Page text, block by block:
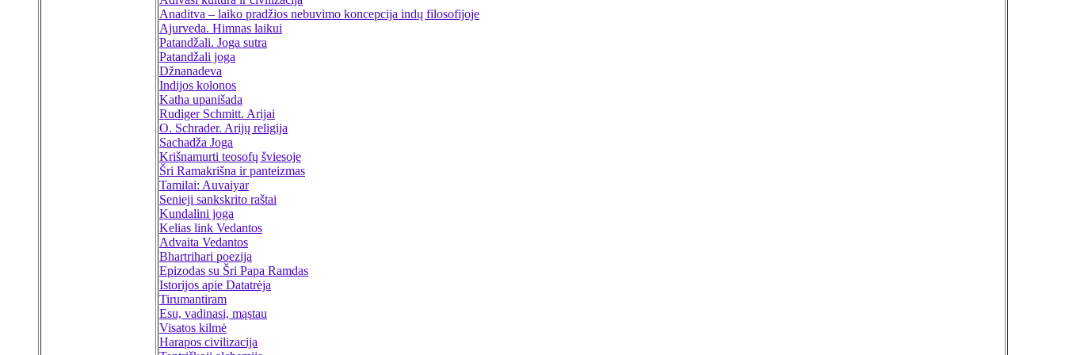
Anaditva – laiko pradžios nebuvimo koncepcija indų filosofijoje
Ajurveda. Himnas laikui
Patandžali. Joga sutra
Patandžali joga
Džnanadeva
Indijos kolonos
Katha upanišada
Rudiger Schmitt. Arijai
O. Schrader. Arijų religija
Sachadža Joga
Krišnamurti teosofų šviesoje
Šri Ramakrišna ir panteizmas
Tamilai: Auvaiyar
Senieji sankskrito raštai
Kundalini joga
Kelias link Vedantos
Advaita Vedantos
Bhartrihari poezija
Epizodas su Šri Papa Ramdas
Istorijos apie Datatrėja
Tirumantiram
Esu, vadinasi, mąstau
Visatos kilmė
Harapos civilizacija